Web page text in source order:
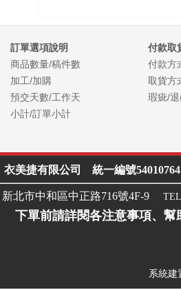
訂單選項說明
商品數量/稿件數
加工/加購
預交天數/工作天
小計/訂單小計
付款取
付款方
取貨方
瑕疵/
衣美捷有限公司 統一編號
新北市中和區中正路716號4F-9
下單前請詳閱各注意事項、幫
系統建